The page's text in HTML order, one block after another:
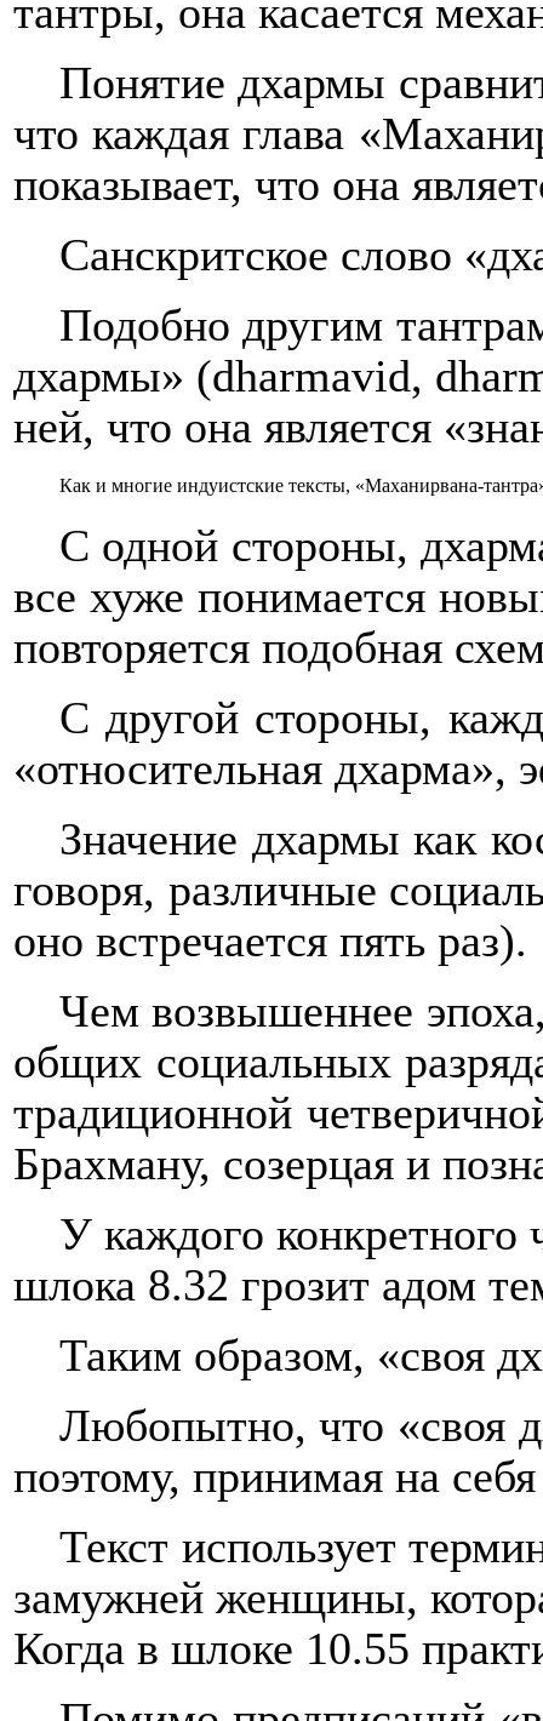
тантры, она касается
Понятие дхармы
что каждая глава
показывает, что она
Санскритское слово
Подобно другим
дхармы» (dharmavid,
ней, что она является
Как и многие индуистские тексты, «Маханирвана-
С одной стороны,
все хуже понимается
повторяется подобная
С другой стороны,
«относительная дхарма»,
Значение дхармы как
говоря, различные
оно встречается пять раз).
Чем возвышеннее
общих социальных
традиционной
Брахману, созерцая и
У каждого конкретного
шлока 8.32 грозит адом
Таким образом, «своя
Любопытно, что «своя
поэтому, принимая на
Текст использует
замужней женщины,
Когда в шлоке 10.55